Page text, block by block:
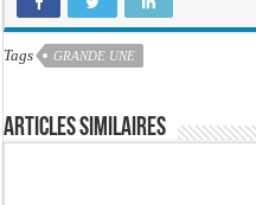
Tags GRANDE UNE
Articles similaires